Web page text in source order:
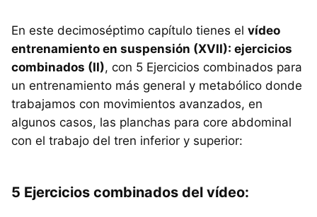
En este decimoséptimo capítulo tienes el vídeo
entrenamiento en suspensión (XVII): ejercicios
combinados (II), con 5 Ejercicios combinados para
un entrenamiento más general y metabólico donde
trabajamos con movimientos avanzados, en
algunos casos, las planchas para core abdominal
con el trabajo del tren inferior y superior:
5 Ejercicios combinados del vídeo: